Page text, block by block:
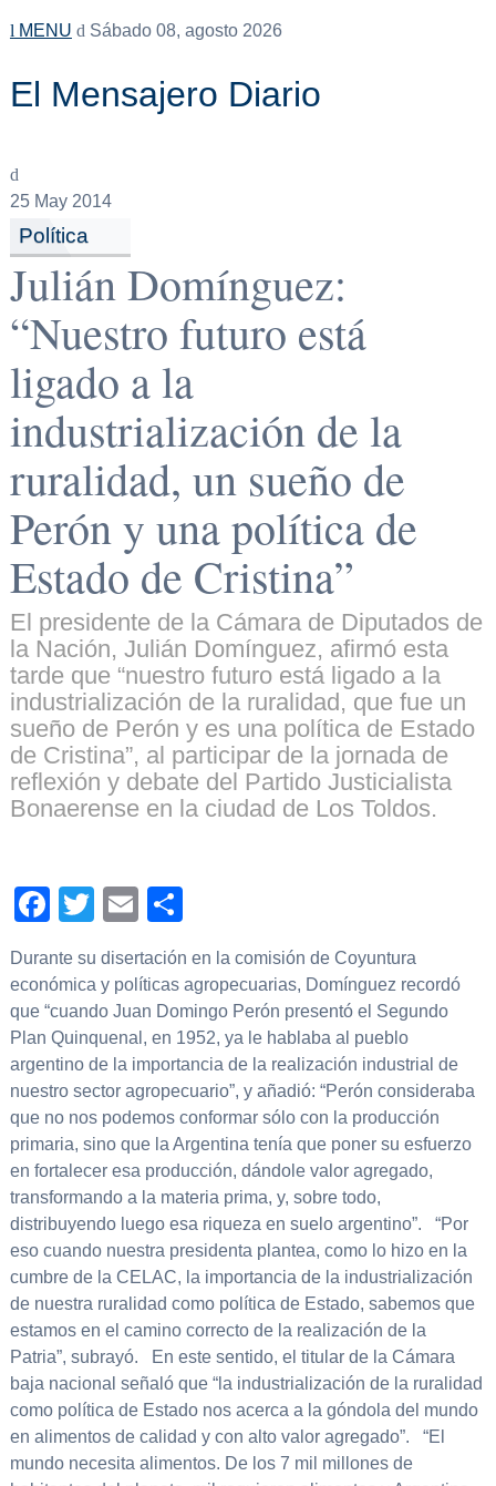
MENU Sábado 08, agosto 2026
El Mensajero Diario
25May 2014
Política
Julián Domínguez:
“Nuestro futuro está
ligado a la
industrialización de la
ruralidad, un sueño de
Perón y una política de
Estado de Cristina”
El presidente de la Cámara de Diputados de
la Nación, Julián Domínguez, afirmó esta
tarde que “nuestro futuro está ligado a la
industrialización de la ruralidad, que fue un
sueño de Perón y es una política de Estado
de Cristina”, al participar de la jornada de
reflexión y debate del Partido Justicialista
Bonaerense en la ciudad de Los Toldos.
Facebook
TwitterEmail
Durante su disertación en la comisión de Coyuntura
económica y políticas agropecuarias, Domínguez recordó
que “cuando Juan Domingo Perón presentó el Segundo
Plan Quinquenal, en 1952, ya le hablaba al pueblo
argentino de la importancia de la realización industrial de
nuestro sector agropecuario”, y añadió: “Perón consideraba
que no nos podemos conformar sólo con la producción
primaria, sino que la Argentina tenía que poner su esfuerzo
en fortalecer esa producción, dándole valor agregado,
transformando a la materia prima, y, sobre todo,
distribuyendo luego esa riqueza en suelo argentino”. “Por
eso cuando nuestra presidenta plantea, como lo hizo en la
cumbre de la CELAC, la importancia de la industrialización
de nuestra ruralidad como política de Estado, sabemos que
estamos en el camino correcto de la realización de la
Patria”, subrayó. En este sentido, el titular de la Cámara
baja nacional señaló que “la industrialización de la ruralidad
como política de Estado nos acerca a la góndola del mundo
en alimentos de calidad y con alto valor agregado”. “El
mundo necesita alimentos. De los 7 mil millones de